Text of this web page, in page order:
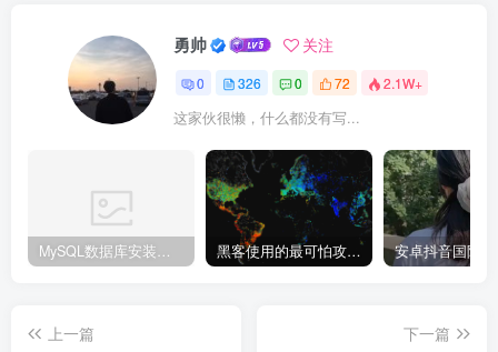
勇帅 关注
0 326 0 72 2.1W+
这家伙很懒，什么都没有写...
MySQL数据库安装教程 黑客使用的最可怕攻击手段有哪些?
上一篇
下一篇